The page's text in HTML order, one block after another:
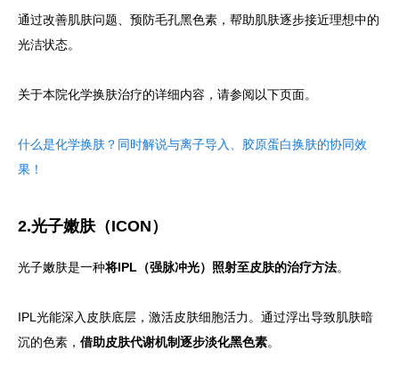
通过改善肌肤问题、预防毛孔黑色素，帮助肌肤逐步接近理想中的
光洁状态。
关于本院化学换肤治疗的详细内容，请参阅以下页面。
什么是化学换肤？同时解说与离子导入、胶原蛋白换肤的协同效
果！
2.光子嫩肤（ICON）
光子嫩肤是一种将IPL（强脉冲光）照射至皮肤的治疗方法。
IPL光能深入皮肤底层，激活皮肤细胞活力。通过浮出导致肌肤暗
沉的色素， 借助皮肤代谢机制逐步淡化黑色素。